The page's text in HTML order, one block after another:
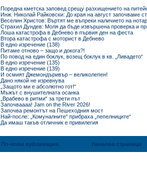
Поредна кметска заповед срещу разхищението на
Инж. Николай Райковски: До края на август започваме
Веселин Христов: Въртят ме въпреки наличието на
Страхил Дундев: Моля да бъде извършена проверка и
Лоша катастрофа в Дебнево в първия ден на феста
Втора катастрофа с моторист в Дебнево
В едно изречение (138)
Питаме отново – защо и докога?!
По повод на един боклук, возещ боклук в кв. „Ливадето“
В едно изречение (135)
В едно изречение (139)
И осмият Джемондъривър – великолепен!
Дано някой не изревнува
„Защото ми е абсолютно гот!“
Мъжът с внушителната осанка
„Врабево в ритми“ за трети път
Започваааа! Jam on the River 2026!
Започва ремонтът на Пешеходния мост
Най-после: „Комуналните“ прибраха „пепелниците“
Да имаш такъв отличник е привилегия
По-нова публикация Начална страница